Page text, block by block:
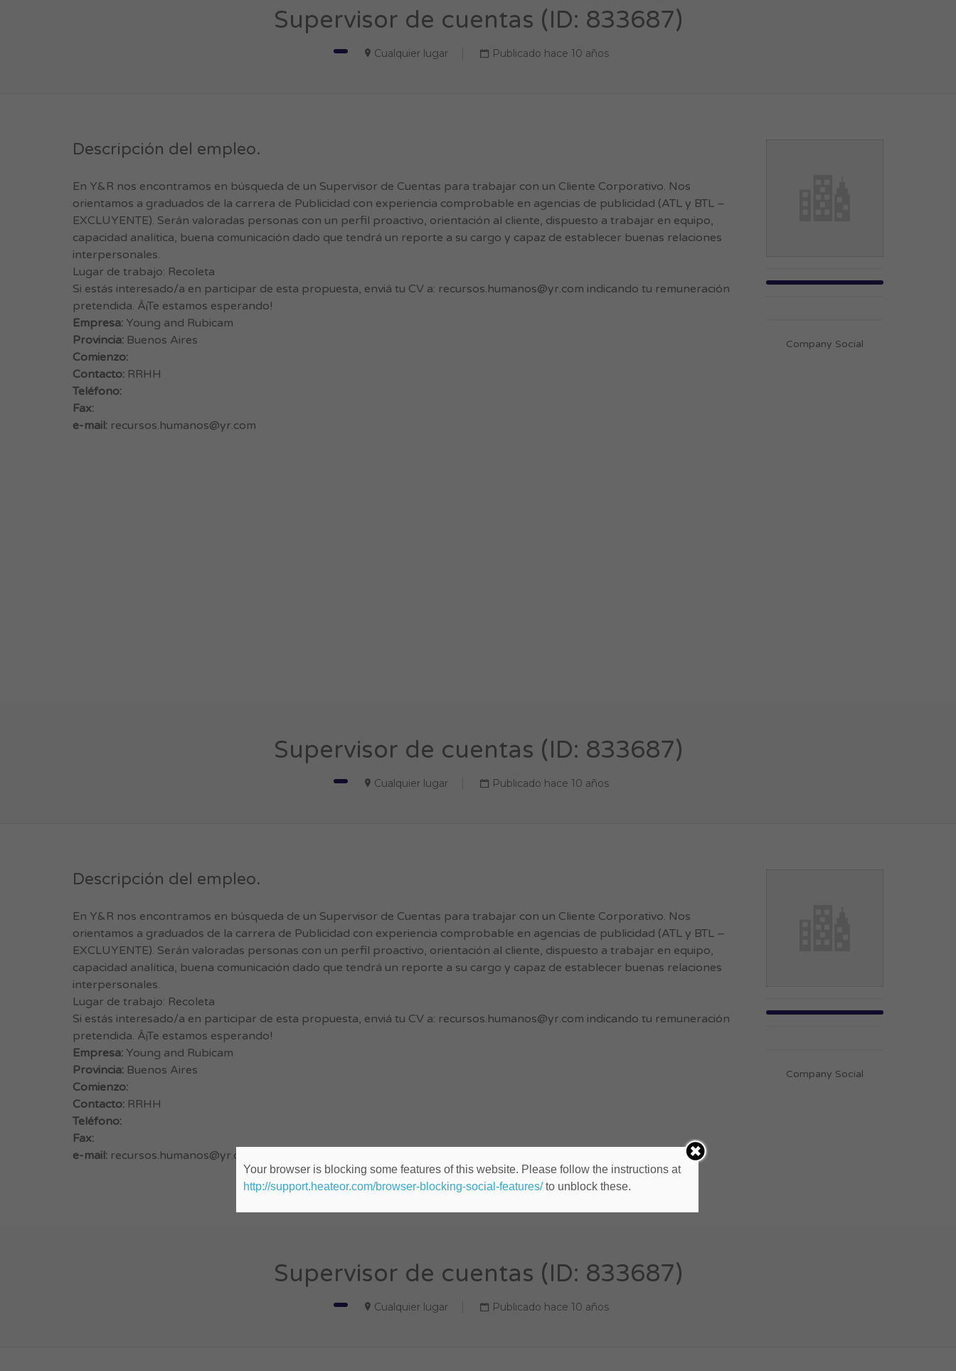
Supervisor de cuentas (ID: 833687)
Cualquier lugar Publicado hace 10 años
Descripción del empleo.
En Y&R nos encontramos en búsqueda de un Supervisor de Cuentas para trabajar con un Cliente Corporativo. Nos
orientamos a graduados de la carrera de Publicidad con experiencia comprobable en agencias de publicidad (ATL y BTL –
EXCLUYENTE). Serán valoradas personas con un perfil proactivo, orientación al cliente, dispuesto a trabajar en equipo,
capacidad analítica, buena comunicación dado que tendrá un reporte a su cargo y capaz de establecer buenas relaciones
interpersonales.
Lugar de trabajo: Recoleta
Si estás interesado/a en participar de esta propuesta, enviá tu CV a: recursos.humanos@yr.com indicando tu remuneración
pretendida. Â¡Te estamos esperando!
Empresa: Young and Rubicam
Provincia: Buenos Aires
Comienzo:
Contacto: RRHH
Teléfono:
Fax:
e-mail: recursos.humanos@yr.com
Company Social
Supervisor de cuentas (ID: 833687)
Cualquier lugar Publicado hace 10 años
Descripción del empleo.
En Y&R nos encontramos en búsqueda de un Supervisor de Cuentas para trabajar con un Cliente Corporativo. Nos
orientamos a graduados de la carrera de Publicidad con experiencia comprobable en agencias de publicidad (ATL y BTL –
EXCLUYENTE). Serán valoradas personas con un perfil proactivo, orientación al cliente, dispuesto a trabajar en equipo,
capacidad analítica, buena comunicación dado que tendrá un reporte a su cargo y capaz de establecer buenas relaciones
interpersonales.
Lugar de trabajo: Recoleta
Si estás interesado/a en participar de esta propuesta, enviá tu CV a: recursos.humanos@yr.com indicando tu remuneración
pretendida. Â¡Te estamos esperando!
Empresa: Young and Rubicam
Provincia: Buenos Aires
Comienzo:
Contacto: RRHH
Teléfono:
Fax:
e-mail: recursos.humanos@yr.com
Company Social
Supervisor de cuentas (ID: 833687)
Cualquier lugar Publicado hace 10 años
Your browser is blocking some features of this website. Please follow the instructions at
http://support.heateor.com/browser-blocking-social-features/to unblock these.